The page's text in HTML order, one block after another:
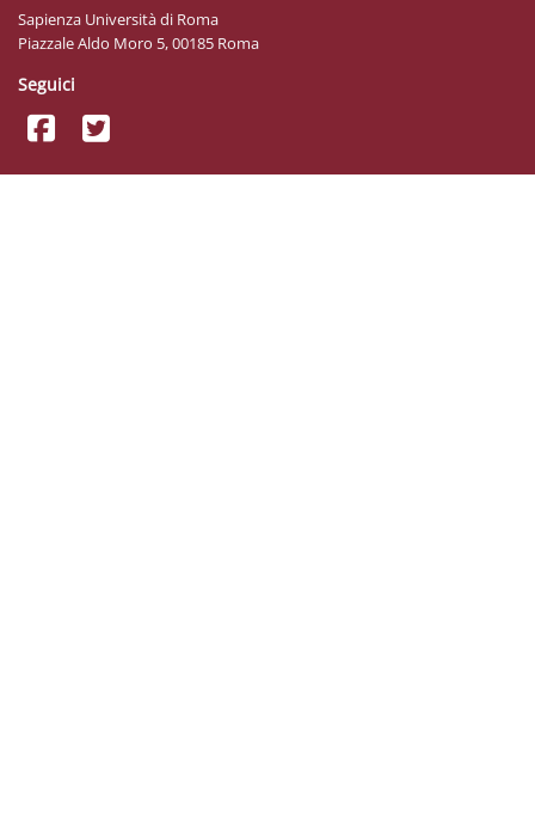
Sapienza Università di Roma
Piazzale Aldo Moro 5, 00185 Roma
Seguici